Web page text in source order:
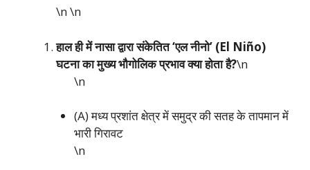
\n\n
हाल ही में नासा द्वारा संकेतित ‘एल नीनो’ (El Niño)
घटना का मुख्य भौगोलिक प्रभाव क्या होता है?\n
\n
(A) मध्य प्रशांत क्षेत्र में समुद्र की सतह के तापमान में
भारी गिरावट
\n